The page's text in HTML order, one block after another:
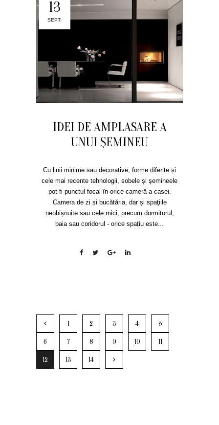
13
SEPT.
IDEI DE AMPLASARE A
UNUI ŞEMINEU
Cu linii minime sau decorative, forme diferite și
cele mai recente tehnologii, sobele și şemineele
pot fi punctul focal în orice cameră a casei.
Camera de zi și bucătăria, dar și spaţiile
neobișnuite sau cele mici, precum dormitorul,
baia sau coridorul - orice spațiu este...
1 2 3 4 5
6 7 8 9 10 11
12 13 14